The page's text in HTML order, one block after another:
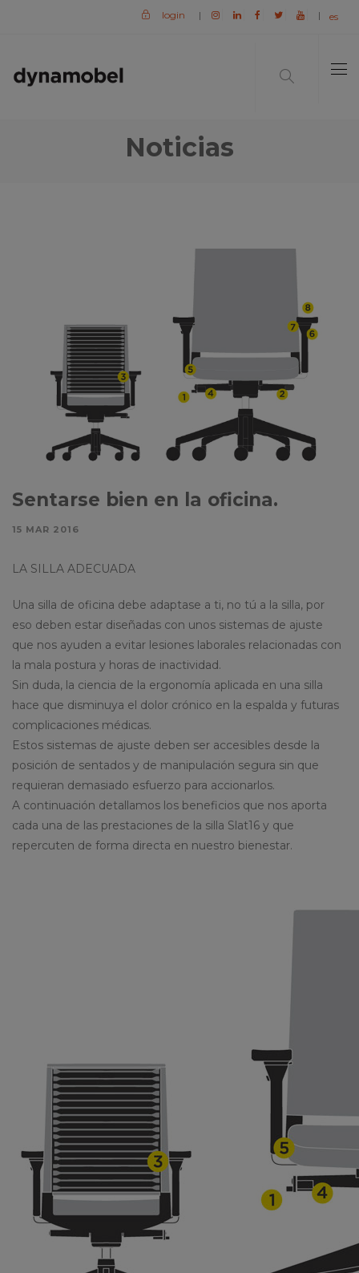
login | | es
Noticias
Sentarse bien en la oficina.
15 MAR 2016
LA SILLA ADECUADA
Una silla de oficina debe adaptase a ti, no tú a la silla, por
eso deben estar diseñadas con unos sistemas de ajuste
que nos ayuden a evitar lesiones laborales relacionadas con
la mala postura y horas de inactividad.
Sin duda, la ciencia de la ergonomía aplicada en una silla
hace que disminuya el dolor crónico en la espalda y futuras
complicaciones médicas.
Estos sistemas de ajuste deben ser accesibles desde la
posición de sentados y de manipulación segura sin que
requieran demasiado esfuerzo para accionarlos.
A continuación detallamos los beneficios que nos aporta
cada una de las prestaciones de la silla Slat16 y que
repercuten de forma directa en nuestro bienestar.